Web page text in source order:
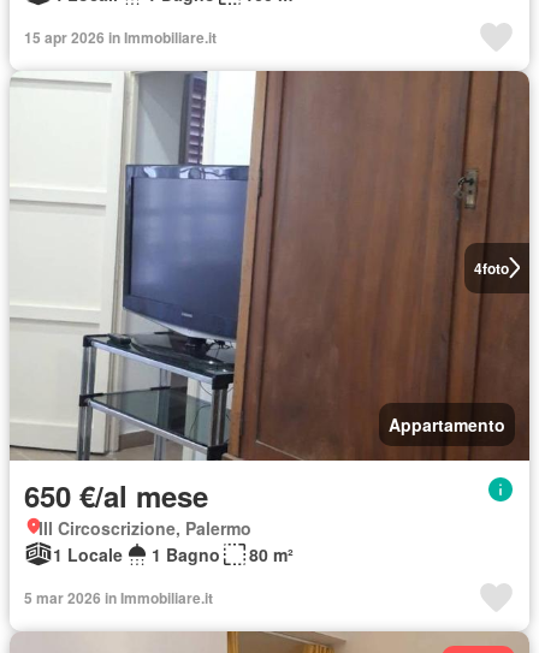
15 apr 2026 in Immobiliare.it
4foto
Appartamento
650 €/al mese
III Circoscrizione, Palermo
1 Locale
1 Bagno 80 m²
5 mar 2026 in Immobiliare.it